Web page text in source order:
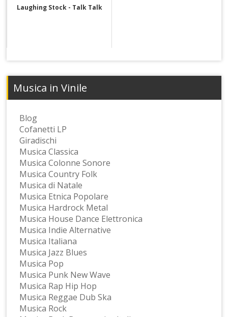
Laughing Stock - Talk Talk
Musica in Vinile
Blog
Cofanetti LP
Giradischi
Musica Classica
Musica Colonne Sonore
Musica Country Folk
Musica di Natale
Musica Etnica Popolare
Musica Hardrock Metal
Musica House Dance Elettronica
Musica Indie Alternative
Musica Italiana
Musica Jazz Blues
Musica Pop
Musica Punk New Wave
Musica Rap Hip Hop
Musica Reggae Dub Ska
Musica Rock